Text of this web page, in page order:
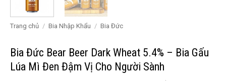
Trang chủ / Bia Nhập Khẩu / Bia Đức
Bia Đức Bear Beer Dark Wheat 5.4% – Bia Gấu
Lúa Mì Đen Đậm Vị Cho Người Sành